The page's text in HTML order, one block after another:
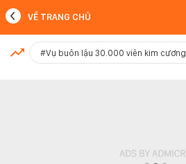
MỚI NHẤT
VỀ TRANG CHỦ
#Vụ buôn lậu 30.000 viên kim cương